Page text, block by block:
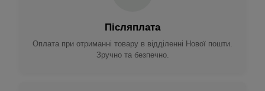
Післяплата
Оплата при отриманні товару в відділенні Нової пошти.
Зручно та безпечно.